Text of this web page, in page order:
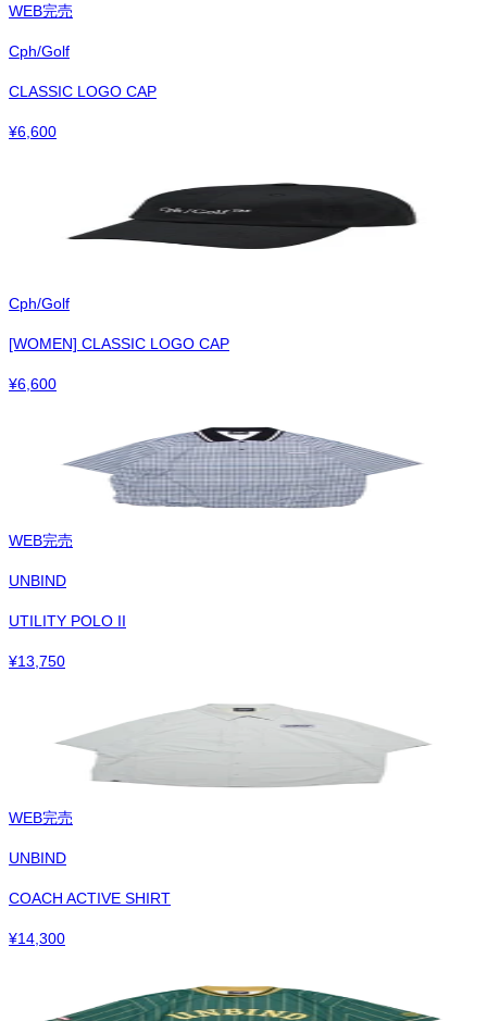
WEB完売
Cph/Golf
CLASSIC LOGO CAP
¥6,600
Cph/Golf
[WOMEN] CLASSIC LOGO CAP
¥6,600
WEB完売
UNBIND
UTILITY POLO II
¥13,750
WEB完売
UNBIND
COACH ACTIVE SHIRT
¥14,300